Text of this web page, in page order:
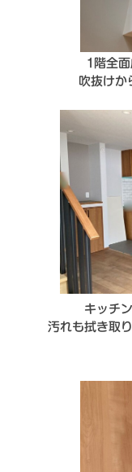
1階全
吹抜けか
キッチ
汚れも拭き取り